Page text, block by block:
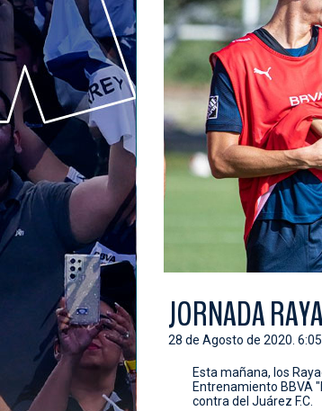
JORNADA
28 de Agosto de 2020. 6:05
Esta mañana, los
Entrenamiento BBVA
contra del Juárez F.C.